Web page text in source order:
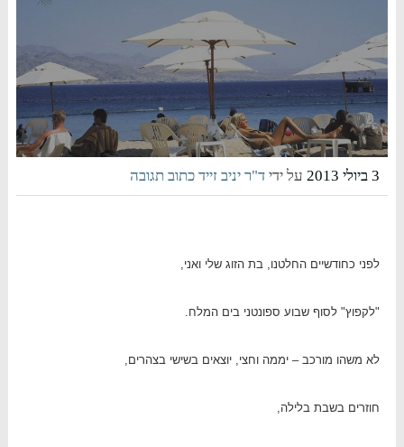
3 ביולי 2013 על ידיד"ר יניב זייד כתוב תגובה
לפני כחודשיים החלטנו, בת הזוג שלי ואני,
"לקפוץ" לסוף שבוע ספונטני בים המלח.
לא משהו מורכב – יממה וחצי, יוצאים בשישי בצהרים,
חוזרים בשבת בלילה,